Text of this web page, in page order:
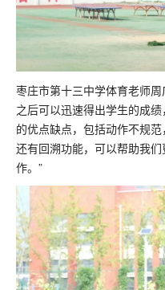
枣庄市第十三中学体育老师
之后可以迅速得出学生的成
的优点缺点，包括动作不规
还有回溯功能，可以帮助我
作。”